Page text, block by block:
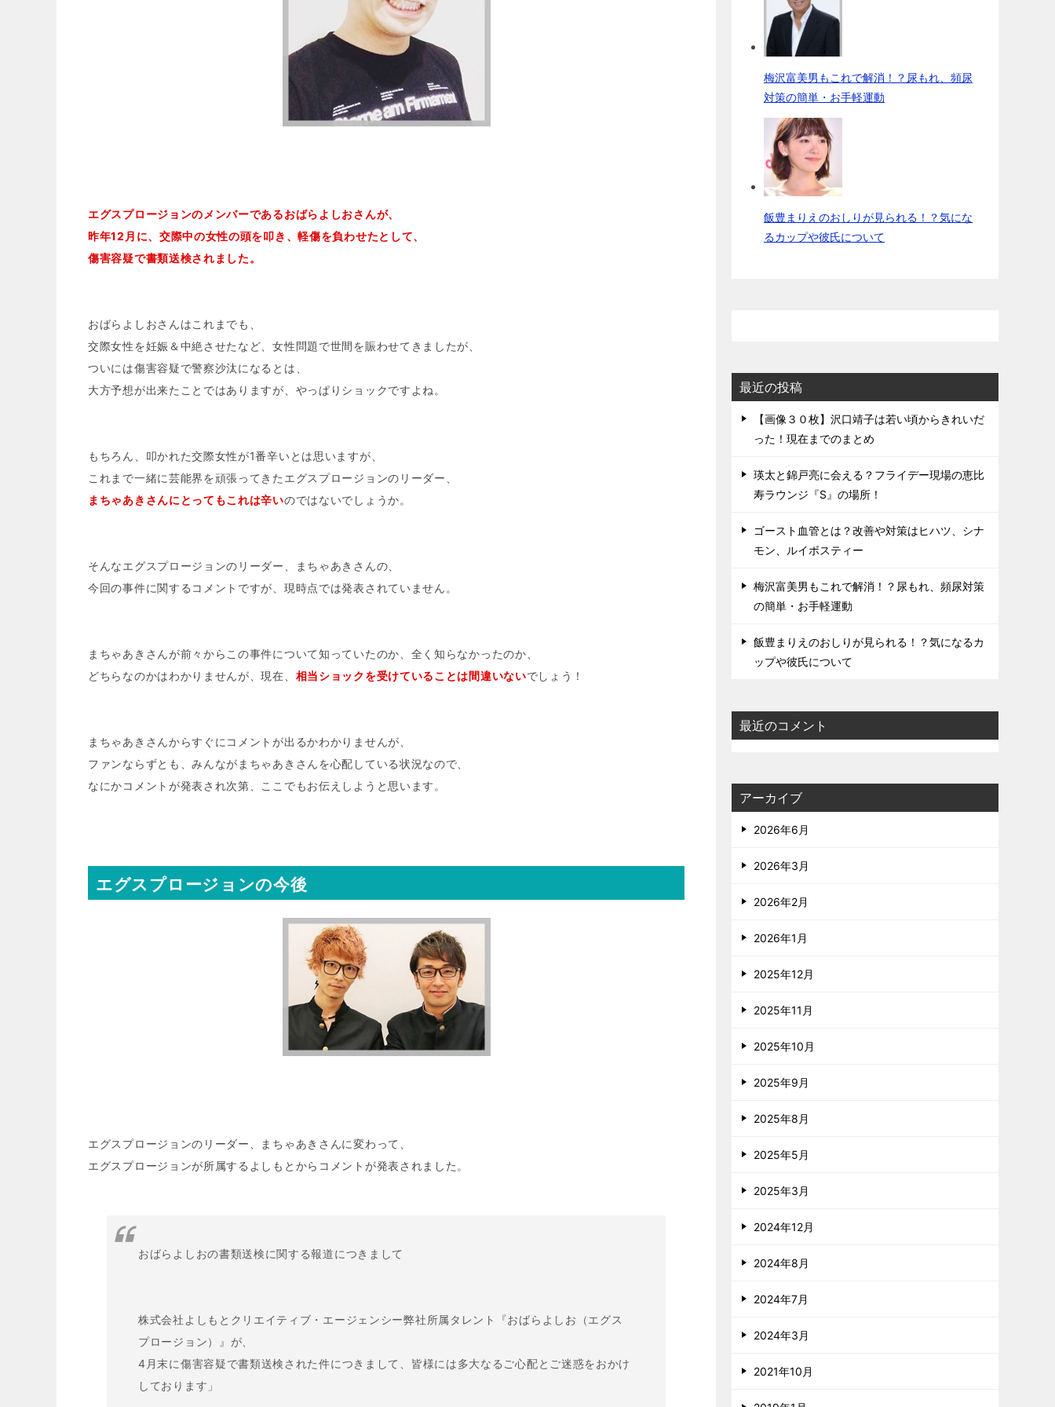
エグスプロージョンのメンバーであるおばらよしおさんが、
昨年12月に、交際中の女性の頭を叩き、軽傷を負わせたとして、
傷害容疑で書類送検されました。
おばらよしおさんはこれまでも、
交際女性を妊娠＆中絶させたなど、女性問題で世間を賑わせてきましたが、
ついには傷害容疑で警察沙汰になるとは、
大方予想が出来たことではありますが、やっぱりショックですよね。
もちろん、叩かれた交際女性が1番辛いとは思いますが、
これまで一緒に芸能界を頑張ってきたエグスプロージョンのリーダー、
まちゃあきさんにとってもこれは辛いのではないでしょうか。
そんなエグスプロージョンのリーダー、まちゃあきさんの、
今回の事件に関するコメントですが、現時点では発表されていません。
まちゃあきさんが前々からこの事件について知っていたのか、全く知らなかったのか、
どちらなのかはわかりませんが、現在、 相当ショックを受けていることは間違いないでしょう！
まちゃあきさんからすぐにコメントが出るかわかりませんが、
ファンならずとも、みんながまちゃあきさんを心配している状況なので、
なにかコメントが発表され次第、ここでもお伝えしようと思います。
エグスプロージョンの今後
エグスプロージョンのリーダー、まちゃあきさんに変わって、
エグスプロージョンが所属するよしもとからコメントが発表されました。
おばらよしおの書類送検に関する報道につきまして
株式会社よしもとクリエイティブ・エージェンシー弊社所属タレント『おばらよしお（エグス
プロージョン）』が、
4月末に傷害容疑で書類送検された件につきまして、皆様には多大なるご心配とご迷惑をおかけ
しております」
梅沢富美男もこれで解消！？尿もれ、頻尿
対策の簡単・お手軽運動
飯豊まりえのおしりが見られる！？気にな
るカップや彼氏について
最近の投稿
【画像３０枚】沢口靖子は若い頃からきれいだ
った！現在までのまとめ
瑛太と錦戸亮に会える？フライデー現場の恵比
寿ラウンジ『S』の場所！
ゴースト血管とは？改善や対策はヒハツ、シナ
モン、ルイボスティー
梅沢富美男もこれで解消！？尿もれ、頻尿対策
の簡単・お手軽運動
飯豊まりえのおしりが見られる！？気になるカ
ップや彼氏について
最近のコメント
アーカイブ
2026年6月
2026年3月
2026年2月
2026年1月
2025年12月
2025年11月
2025年10月
2025年9月
2025年8月
2025年5月
2025年3月
2024年12月
2024年8月
2024年7月
2024年3月
2021年10月